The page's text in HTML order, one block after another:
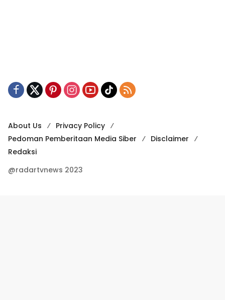
About Us
Privacy Policy
Pedoman Pemberitaan Media Siber
Disclaimer
Redaksi
@radartvnews 2023